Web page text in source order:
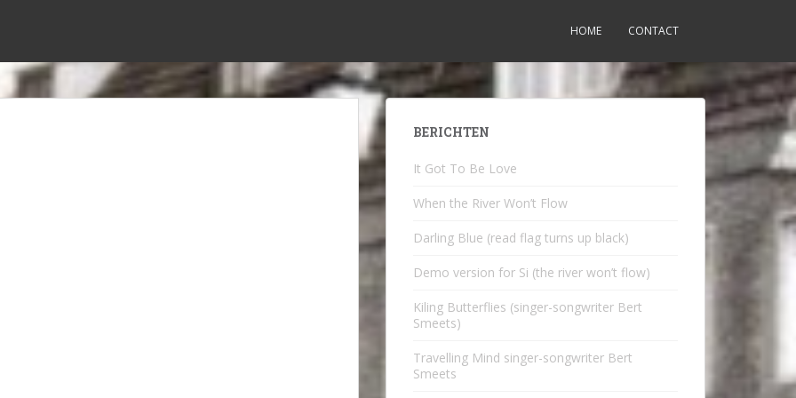
HOME CONTACT
BERICHTEN
It Got To Be Love
When the River Won’t Flow
Darling Blue (read flag turns up black)
Demo version for Si (the river won’t flow)
Kiling Butterflies (singer-songwriter Bert
Smeets)
Travelling Mind singer-songwriter Bert
Smeets